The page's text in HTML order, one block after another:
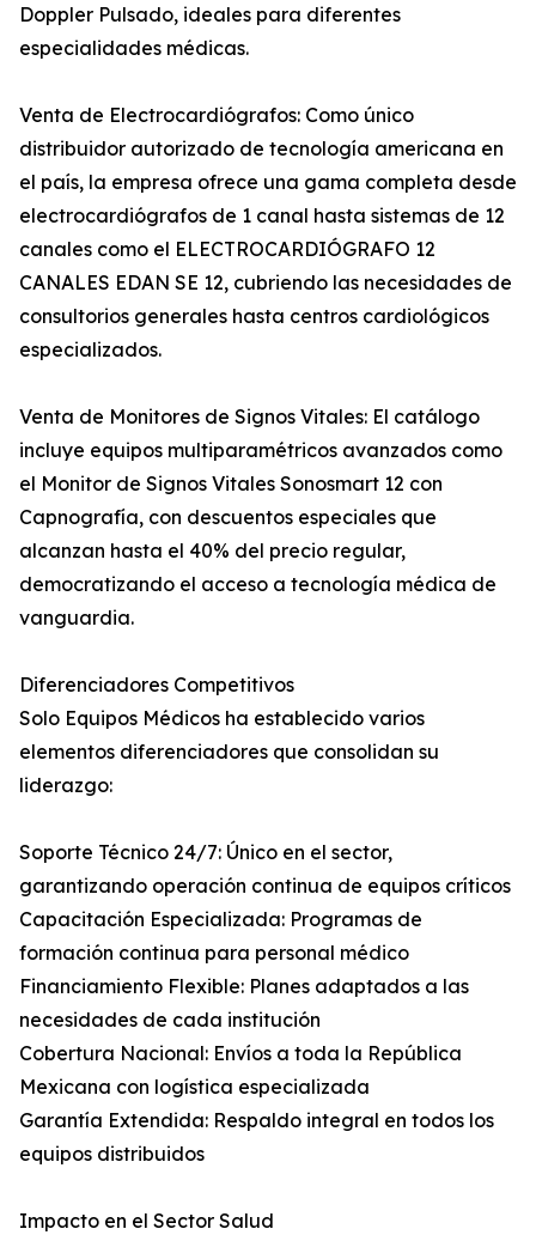
Doppler Pulsado, ideales para diferentes
especialidades médicas.
Venta de Electrocardiógrafos: Como único
distribuidor autorizado de tecnología americana en
el país, la empresa ofrece una gama completa desde
electrocardiógrafos de 1 canal hasta sistemas de 12
canales como el ELECTROCARDIÓGRAFO 12
CANALES EDAN SE 12, cubriendo las necesidades de
consultorios generales hasta centros cardiológicos
especializados.
Venta de Monitores de Signos Vitales: El catálogo
incluye equipos multiparamétricos avanzados como
el Monitor de Signos Vitales Sonosmart 12 con
Capnografía, con descuentos especiales que
alcanzan hasta el 40% del precio regular,
democratizando el acceso a tecnología médica de
vanguardia.
Diferenciadores Competitivos
Solo Equipos Médicos ha establecido varios
elementos diferenciadores que consolidan su
liderazgo:
Soporte Técnico 24/7: Único en el sector,
garantizando operación continua de equipos críticos
Capacitación Especializada: Programas de
formación continua para personal médico
Financiamiento Flexible: Planes adaptados a las
necesidades de cada institución
Cobertura Nacional: Envíos a toda la República
Mexicana con logística especializada
Garantía Extendida: Respaldo integral en todos los
equipos distribuidos
Impacto en el Sector Salud